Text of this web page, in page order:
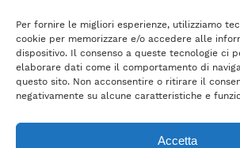
Per fornire le migliori esperienze, utilizziamo
cookie per memorizzare e/o accedere alle
dispositivo. Il consenso a queste tecnologie ci
elaborare dati come il comportamento di
questo sito. Non acconsentire o ritirare il
negativamente su alcune caratteristiche e
Accetta
QUESTO
PRODOTTO
HA
PIÙ
DETTAGLI